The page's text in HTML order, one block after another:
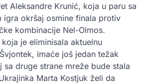
Aleksandre Krunić, koja u paru sa
igra okršaj osmine finala protiv
kombinacije Nel-Olmos.
je eliminisala aktuelnu
imaće još jedan težak
sa druge strane mreže bude stala
Marta Kostjuk želi da